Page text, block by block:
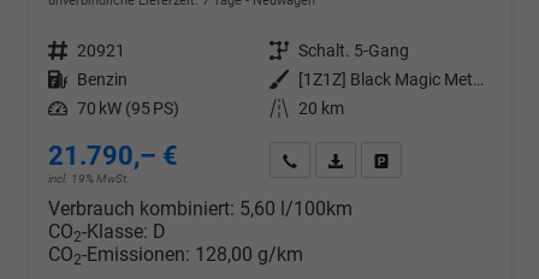
Fahrzeugnr. 20921 Getriebe Schalt. 5-Gang
Kraftstoff Benzin Außenfarbe
[1Z1Z] Black Magic Metallic
Leistung 70 kW (95 PS) Kilometerstand 20 km
21.790,– €
incl. 19% MwSt.
Wir rufen Sie anPDF-Datei, Fahrzeugexposé
Verbrauch kombiniert: 5,60 l/100km
CO2-Klasse: D
CO2-Emissionen: 128,00 g/km